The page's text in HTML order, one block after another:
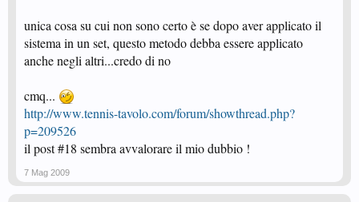
unica cosa su cui non sono certo è se dopo aver applicato il
sistema in un set, questo metodo debba essere applicato
anche negli altri...credo di no
cmq...
http://www.tennis-tavolo.com/forum/showthread.php?
p=209526
il post #18 sembra avvalorare il mio dubbio !
7 Mag 2009